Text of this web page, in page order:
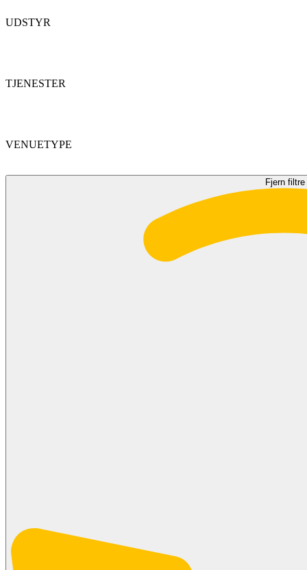
UDSTYR
TJENESTER
VENUETYPE
Fjern filtre